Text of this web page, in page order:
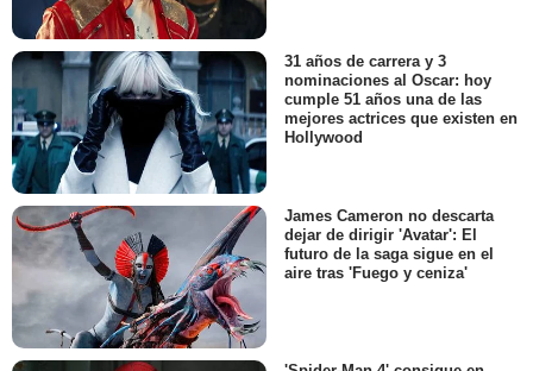
31 años de carrera y 3
nominaciones al Oscar: hoy
cumple 51 años una de las
mejores actrices que existen en
Hollywood
James Cameron no descarta
dejar de dirigir 'Avatar': El
futuro de la saga sigue en el
aire tras 'Fuego y ceniza'